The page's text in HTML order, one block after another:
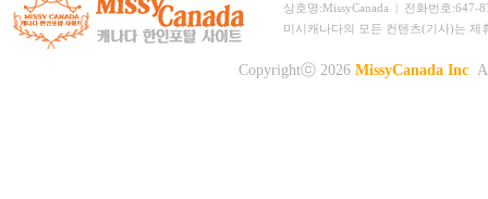
상호명:MissyCanada | 전화번호:647-
미시캐나다의 모든 컨텐츠(기사)는
Copyrightⓒ 2026 MissyCanada Inc